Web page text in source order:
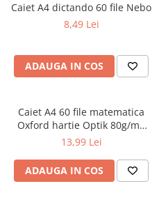
Caiet A4 dictando 60 file Nebo
8,49 Lei
ADAUGA IN COS
Caiet A4 60 file matematica
Oxford hartie Optik 80g/mp
motiv Touch Pastel
13,99 Lei
ADAUGA IN COS